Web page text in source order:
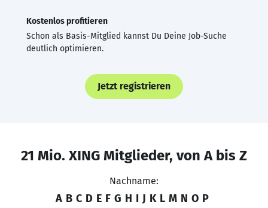
Kostenlos profitieren
Schon als Basis-Mitglied kannst Du Deine Job-Suche
deutlich optimieren.
Jetzt registrieren
21 Mio. XING Mitglieder, von A bis Z
Nachname:
A B C D E F G H I J K L M N O P